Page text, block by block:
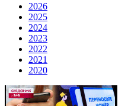
2026
2025
2024
2023
2022
2021
2020